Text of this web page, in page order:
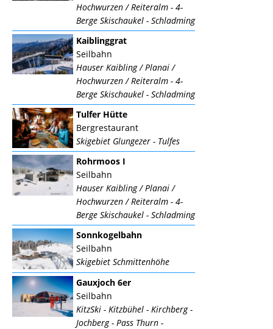
Hochwurzen / Reiteralm - 4-
Berge Skischaukel - Schladming
Kaiblinggrat
Seilbahn
Hauser Kaibling / Planai /
Hochwurzen / Reiteralm - 4-
Berge Skischaukel - Schladming
Tulfer Hütte
Bergrestaurant
Skigebiet Glungezer - Tulfes
Rohrmoos I
Seilbahn
Hauser Kaibling / Planai /
Hochwurzen / Reiteralm - 4-
Berge Skischaukel - Schladming
Sonnkogelbahn
Seilbahn
Skigebiet Schmittenhöhe
Gauxjoch 6er
Seilbahn
KitzSki - Kitzbühel - Kirchberg -
Jochberg - Pass Thurn -